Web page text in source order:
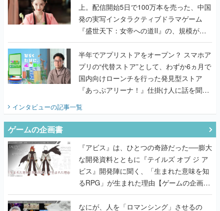
うこだわりをプロデューサーに聞いた
半年でアプリストアをオープン？ スマホア
プリの“代替ストア”として、わずか6ヵ月で
国内向けローンチを行った発見型ストア
『あっぷアリーナ！』仕掛け人に話を聞い
てみた
インタビューの記事一覧
『アビス』は、ひとつの奇跡だった──膨大
な開発資料とともに『テイルズ オブ ジ ア
るRPG」が生まれた理由【ゲームの企画
書】
なにが、人を「ロマンシング」させるの
か？『ロマサガ2』当時の企画書とキャラ
設定画から迫る、河津秋敏がRPGに生み出
した「ロマン」の正体とは【ゲームの企画